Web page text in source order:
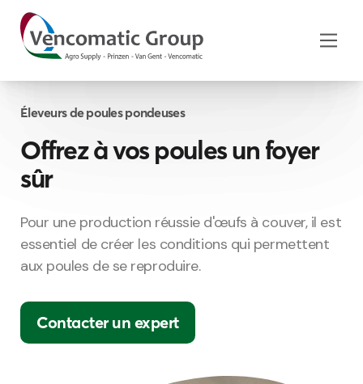
Éleveurs de poules pondeuses
Offrez à vos poules un foyer
sûr
Pour uneproduction réussie d'œufs à couver, il est
essentiel de créer les conditions qui permettent
aux poules de se reproduire.
Contacter un expert